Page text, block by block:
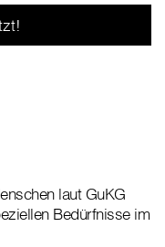
laut GuKG
Bedürfnisse im